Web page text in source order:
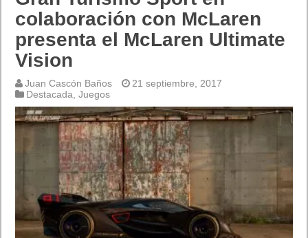
colaboración con McLaren
presenta el McLaren Ultimate
Vision
Juan Cascón Baños
21 septiembre, 2017
Destacada ,Juegos